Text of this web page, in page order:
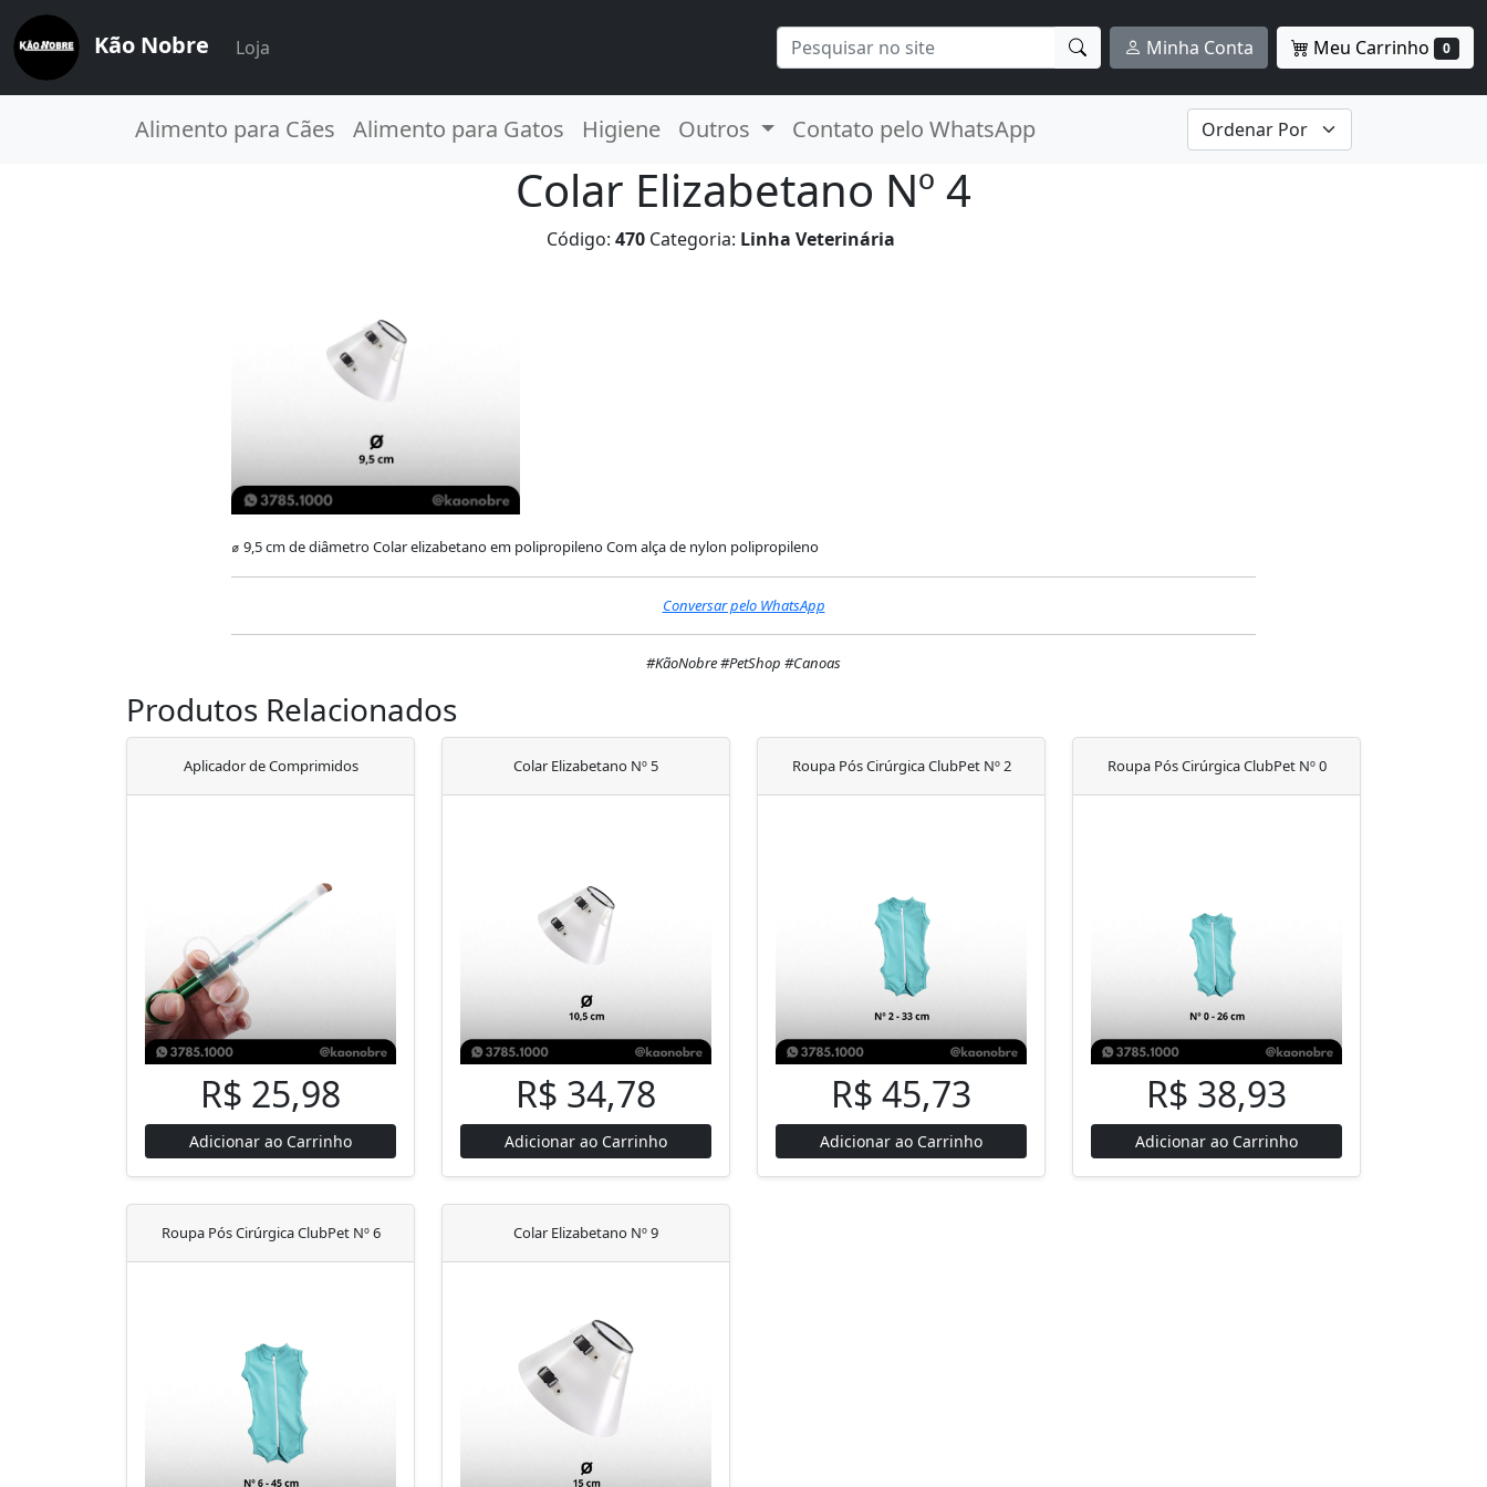
Kão Nobre Loja Minha Conta Meu Carrinho 0
Alimento para Cães Alimento para Gatos Higiene Outros Contato pelo WhatsApp
Colar Elizabetano Nº 4
Código: 470 Categoria: Linha Veterinária
⌀ 9,5 cm de diâmetro Colar elizabetano em polipropileno Com alça de nylon polipropileno
Conversar pelo WhatsApp
#KãoNobre #PetShop #Canoas
Produtos Relacionados
Aplicador de Comprimidos
R$ 25,98
Adicionar ao Carrinho
Colar Elizabetano Nº 5
R$ 34,78
Adicionar ao Carrinho
Roupa Pós Cirúrgica ClubPet Nº 2
R$ 45,73
Adicionar ao Carrinho
Roupa Pós Cirúrgica ClubPet Nº 0
R$ 38,93
Adicionar ao Carrinho
Roupa Pós Cirúrgica ClubPet Nº 6 Colar Elizabetano Nº 9